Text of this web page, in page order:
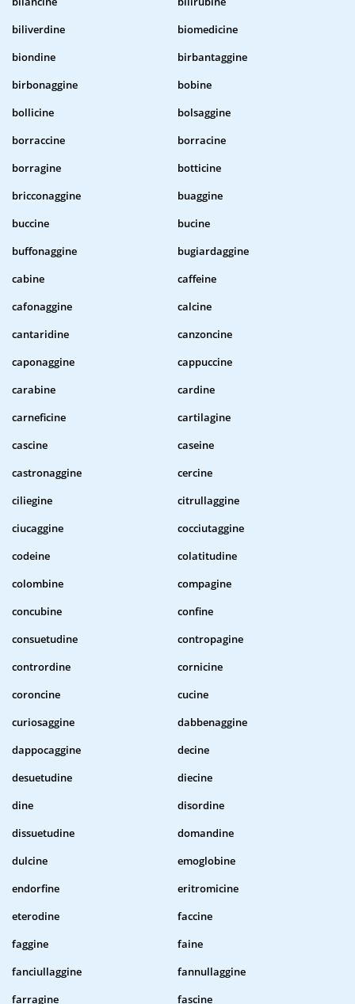
biliverdine
biomedicine
biondine
birbantaggine
birbonaggine
bobine
bollicine
bolsaggine
borraccine
borracine
borragine
botticine
bricconaggine
buaggine
buccine
bucine
buffonaggine
bugiardaggine
cabine
caffeine
cafonaggine
calcine
cantaridine
canzoncine
caponaggine
cappuccine
carabine
cardine
carneficine
cartilagine
cascine
caseine
castronaggine
cercine
ciliegine
citrullaggine
ciucaggine
cocciutaggine
codeine
colatitudine
colombine
compagine
concubine
confine
consuetudine
contropagine
contrordine
cornicine
coroncine
cucine
curiosaggine
dabbenaggine
dappocaggine
decine
desuetudine
diecine
dine
disordine
dissuetudine
domandine
dulcine
emoglobine
endorfine
eritromicine
eterodine
faccine
faggine
faine
fanciullaggine
fannullaggine
farragine
fascine